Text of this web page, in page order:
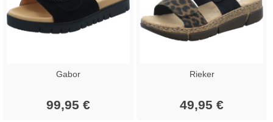
Gabor
99,95 €
Rieker
49,95 €